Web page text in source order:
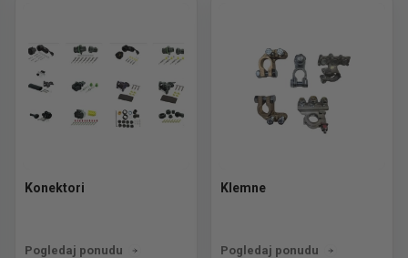
Konektori
Pogledaj ponudu
Klemne
Pogledaj ponudu